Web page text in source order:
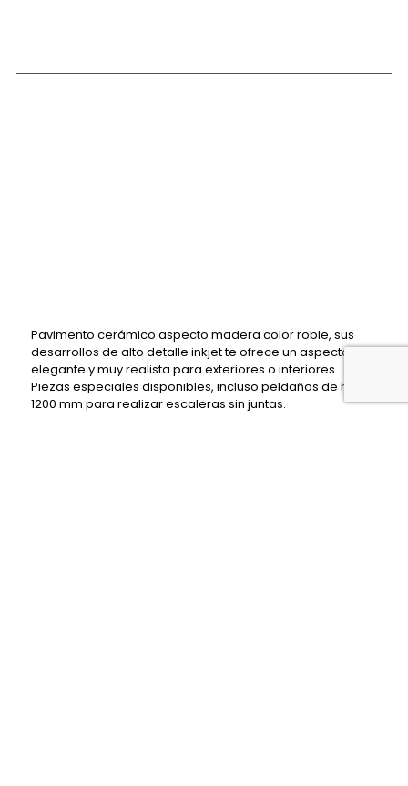
Pavimento cerámico aspecto madera color roble, sus
desarrollos de alto detalle inkjet te ofrece un aspecto
elegante y muy realista para exteriores o interiores.
Piezas especiales disponibles, incluso peldaños de hasta
1200 mm para realizar escaleras sin juntas.